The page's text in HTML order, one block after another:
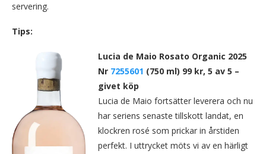
servering.
Tips:
Lucia de Maio Rosato Organic 2025
Nr 7255601 (750 ml) 99 kr, 5 av 5 –
givet köp
Lucia de Maio fortsätter leverera och nu
har seriens senaste tillskott landat, en
klockren rosé som prickar in årstiden
perfekt. I uttrycket möts vi av en härligt